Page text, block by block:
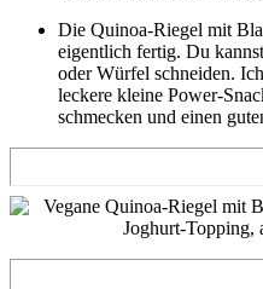
Die Quinoa-Riegel mit
eigentlich fertig. Du
oder Würfel schneiden.
leckere kleine Power-
schmecken und einen